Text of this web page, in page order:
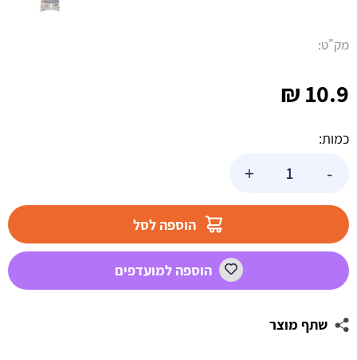
10.9
₪
כמות:
-
בצק
אפור
+
הוספה לסל
הוספה למועדפים
שתף מוצר
מק"ט: